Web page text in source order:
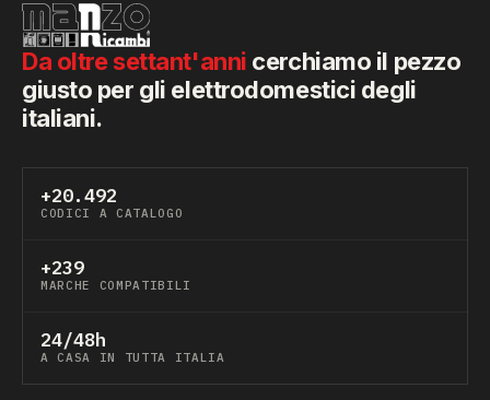
Da oltre settant'anni cerchiamo il pezzo
giusto per gli elettrodomestici degli
italiani.
+20.492
CODICI A CATALOGO
+239
MARCHE COMPATIBILI
24/48h
A CASA IN TUTTA ITALIA